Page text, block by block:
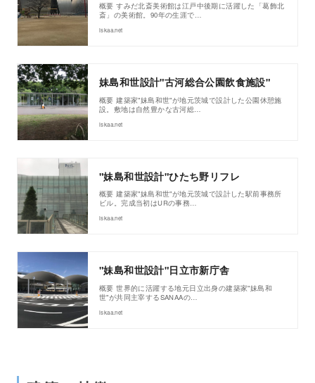
概要 すみだ北斎美術館は江戸中後期に活躍した「葛飾北
斎」の美術館。90年の生涯で…
iskaa.net
妹島和世設計"古河総合公園飲食施設"
概要 建築家"妹島和世"が地元茨城で設計した公園休憩施
設。敷地は自然豊かな古河総…
iskaa.net
"妹島和世設計"ひたち野リフレ
概要 建築家"妹島和世"が地元茨城で設計した駅前事務所
ビル。完成当初はURの事務…
iskaa.net
"妹島和世設計"日立市新庁舎
概要 世界的に活躍する地元日立出身の建築家"妹島和
世"が共同主宰するSANAAの…
iskaa.net